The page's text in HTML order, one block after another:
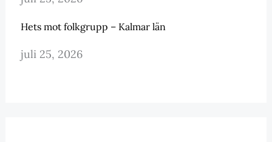
Hets mot folkgrupp – Kalmar län
juli 25, 2026